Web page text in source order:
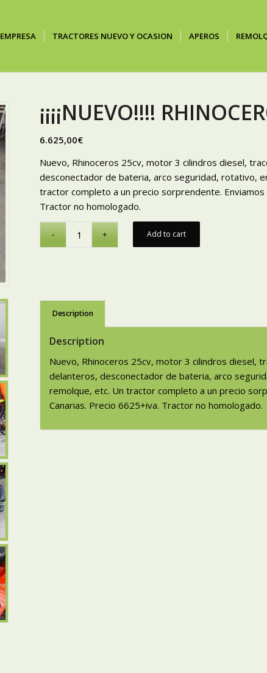
EMPRESA TRACTORES NUEVO Y OCASION APEROS
¡¡¡¡NUEVO!!!!
6.625,00€
Nuevo, Rhinoceros 25cv, motor 3 cilindros diesel,
desconectador de bateria, arco seguridad, rotativo,
tractor completo a un precio sorprendente.
Tractor no homologado.
Add to cart
Description
Description
Nuevo, Rhinoceros 25cv, motor 3 cilindros diesel,
delanteros, desconectador de bateria, arco
remolque, etc. Un tractor completo a un precio
Canarias. Precio 6625+iva. Tractor no homologado.